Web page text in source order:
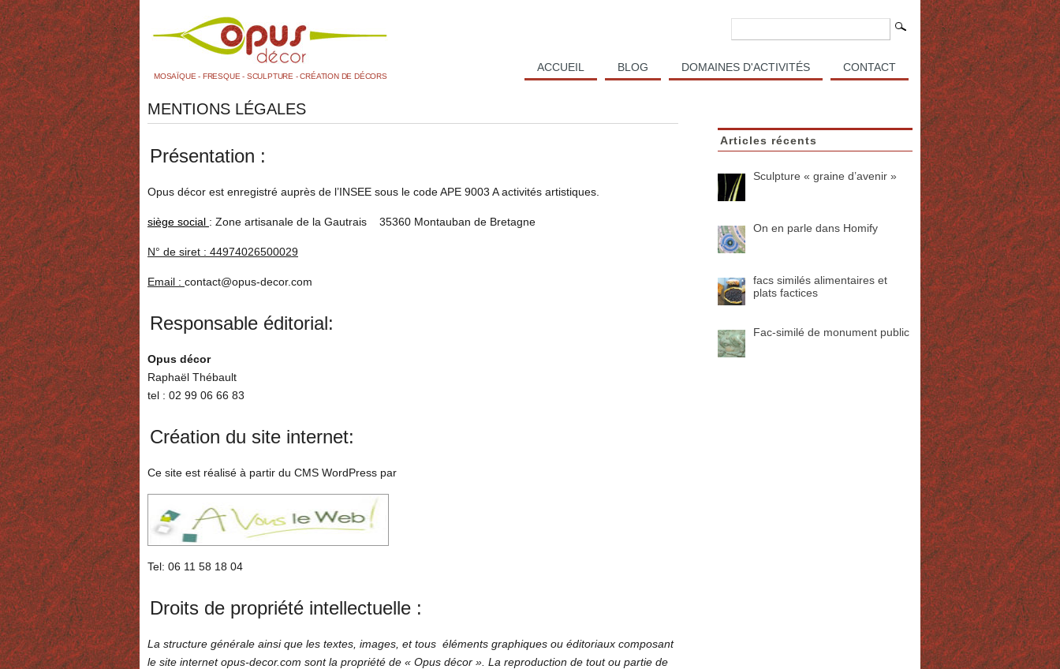
MOSAÏQUE - FRESQUE - SCULPTURE - CRÉATION DE DÉCORS
ACCUEIL BLOG DOMAINES D'ACTIVITÉS CONTACT
MENTIONS LÉGALES
Présentation :
Opus décor est enregistré auprès de l’INSEE sous le code APE 9003 A activités artistiques.
siège social : Zone artisanale de la Gautrais 35360 Montauban de Bretagne
N° de siret : 44974026500029
Email : contact@opus-decor.com
Responsable éditorial:
Opus décor
Raphaël Thébault
tel : 02 99 06 66 83
Création du site internet:
Ce site est réalisé à partir du CMS WordPress par
Tel: 06 11 58 18 04
Droits de propriété intellectuelle :
La structure générale ainsi que les textes, images, et tous éléments graphiques ou éditoriaux composant
le site internet opus-decor.com sont la propriété de « Opus décor ». La reproduction de tout ou partie de
Articles récents
Sculpture « graine d’avenir »
On en parle dans Homify
facs similés alimentaires et
plats factices
Fac-similé de monument public